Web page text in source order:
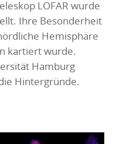
LOFAR wurde
Ihre Besonderheit
Hemisphäre
kartiert wurde.
Hamburg
Hintergründe.